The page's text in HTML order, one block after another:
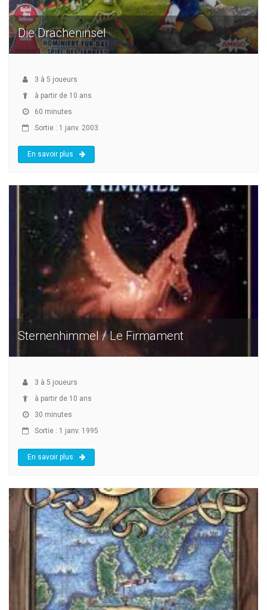
Die Dracheninsel
3 à 5 joueurs
à partir de 10 ans
60 minutes
Sortie : 1 janv. 2003
En savoir plus
Sternenhimmel / Le Firmament
3 à 5 joueurs
à partir de 10 ans
30 minutes
Sortie : 1 janv. 1995
En savoir plus